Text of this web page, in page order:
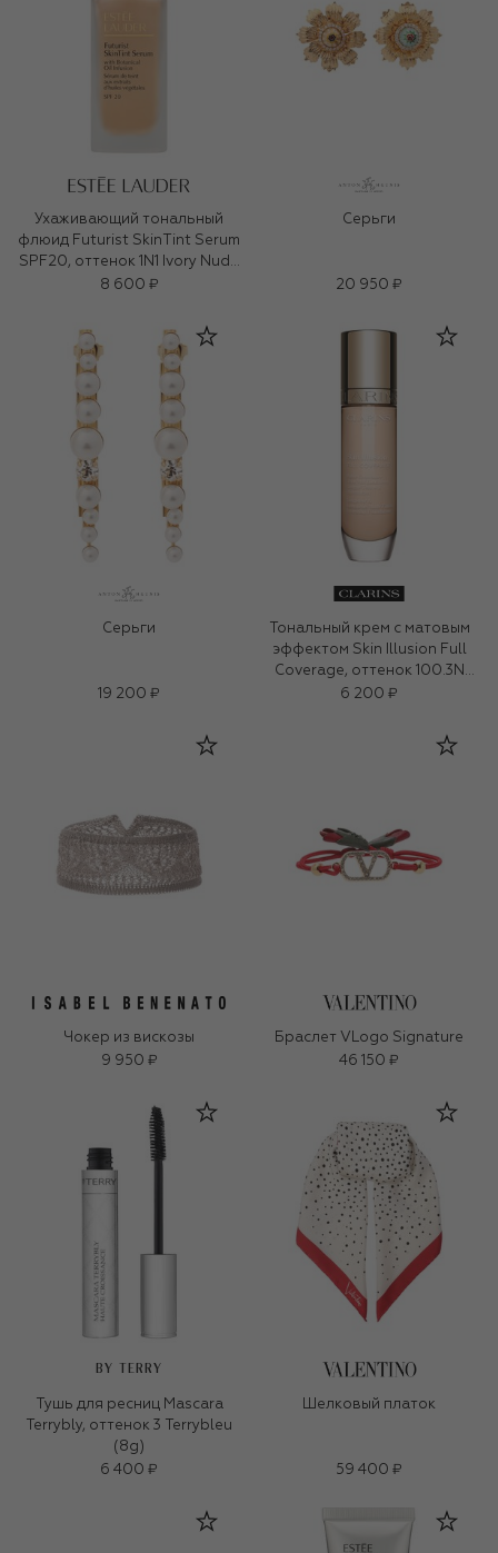
Ухаживающий тональный
флюид Futurist SkinTint Serum
SPF20, оттенок 1N1 Ivory Nude
(30ml)
8 600 ₽
Серьги
20 950 ₽
Серьги
19 200 ₽
Тональный крем с матовым
эффектом Skin Illusion Full
Coverage, оттенок 100.3N
(30ml)
6 200 ₽
Чокер из вискозы
9 950 ₽
Браслет VLogo Signature
46 150 ₽
BY TERRY
Тушь для ресниц Mascara
Terrybly, оттенок 3 Terrybleu
(8g)
6 400 ₽
Шелковый платок
59 400 ₽